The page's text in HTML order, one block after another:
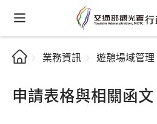
業務資訊 遊憩場域管理
申請表格與相關函文